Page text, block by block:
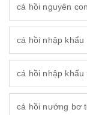
cá hồi nguyên
cá hồi nhập khẩu
cá hồi nhập khẩu
cá hồi nướng bơ